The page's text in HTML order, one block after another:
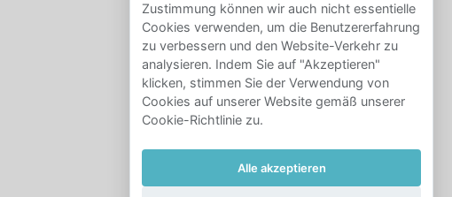
Zustimmung können wir auch nicht essentielle
Cookies verwenden, um die Benutzererfahrung
zu verbessern und den Website-Verkehr zu
analysieren. Indem Sie auf "Akzeptieren"
klicken, stimmen Sie der Verwendung von
Cookies auf unserer Website gemäß unserer
Cookie-Richtlinie zu.
Alle akzeptieren